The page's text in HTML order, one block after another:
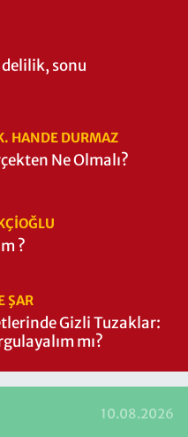
sonu
HANDE DURMAZ
Ne Olmalı?
?
ŞAR
Gizli Tuzaklar:
mı?
10.08.2026